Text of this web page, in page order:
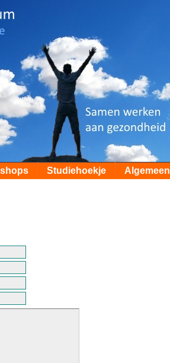
Studiehoekje Algemeen